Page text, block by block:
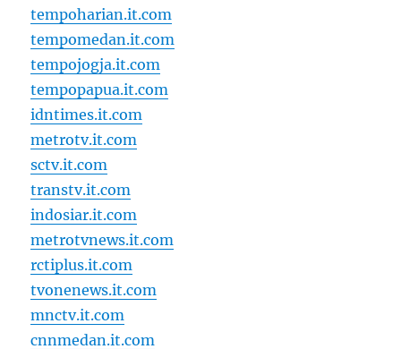
tempoharian.it.com
tempomedan.it.com
tempojogja.it.com
tempopapua.it.com
idntimes.it.com
metrotv.it.com
sctv.it.com
transtv.it.com
indosiar.it.com
metrotvnews.it.com
rctiplus.it.com
tvonenews.it.com
mnctv.it.com
cnnmedan.it.com